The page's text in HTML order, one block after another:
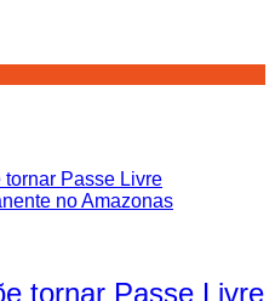
tornar Passe Livre